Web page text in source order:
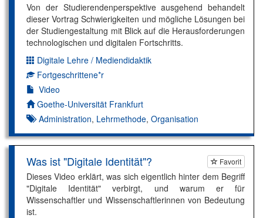
Von der Studierendenperspektive ausgehend behandelt
dieser Vortrag Schwierigkeiten und mögliche Lösungen bei
der Studiengestaltung mit Blick auf die Herausforderungen
technologischen und digitalen Fortschritts.
Dimension:
Digitale Lehre / Mediendidaktik
Kompetenzniveau:
Fortgeschrittene*r
Video
Autor*in:
Goethe-Universität Frankfurt
Administration, Lehrmethode, Organisation
Favorit
Was ist "Digitale Identität"?
Dieses Video erklärt, was sich eigentlich hinter dem Begriff
"Digitale Identität" verbirgt, und warum er für
Wissenschaftler und Wissenschaftlerinnen von Bedeutung
ist.